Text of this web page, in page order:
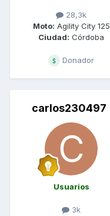
28,3k
Moto: Agility City 125
Ciudad: Córdoba
Donador
carlos230497
Usuarios
3k